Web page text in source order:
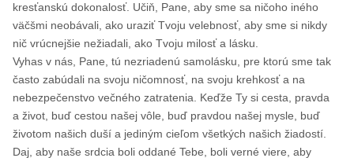
kresťanskú dokonalosť. Učiň, Pane, aby sme sa ničoho iného
väčšmi neobávali, ako uraziť Tvoju velebnosť, aby sme si nikdy
nič vrúcnejšie nežiadali, ako Tvoju milosť a lásku.
Vyhas v nás, Pane, tú nezriadenú samolásku, pre ktorú sme tak
často zabúdali na svoju ničomnosť, na svoju krehkosť a na
nebezpečenstvo večného zatratenia. Keďže Ty si cesta, pravda
a život, buď cestou našej vôle, buď pravdou našej mysle, buď
životom našich duší a jediným cieľom všetkých našich žiadostí.
Daj, aby naše srdcia boli oddané Tebe, boli verné viere, aby